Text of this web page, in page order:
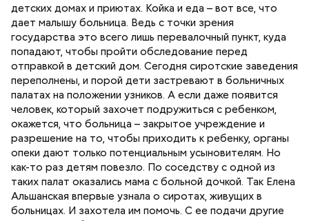
детских домах и приютах. Койка и еда – вот все, что
дает малышу больница. Ведь с точки зрения
государства это всего лишь перевалочный пункт, куда
попадают, чтобы пройти обследование перед
отправкой в детский дом. Сегодня сиротские заведения
переполнены, и порой дети застревают в больничных
палатах на положении узников. А если даже появится
человек, который захочет подружиться с ребенком,
окажется, что больница – закрытое учреждение и
разрешение на то, чтобы приходить к ребенку, органы
опеки дают только потенциальным усыновителям. Но
как-то раз детям повезло. По соседству с одной из
таких палат оказались мама с больной дочкой. Так Елена
Альшанская впервые узнала о сиротах, живущих в
больницах. И захотела им помочь. С ее подачи другие